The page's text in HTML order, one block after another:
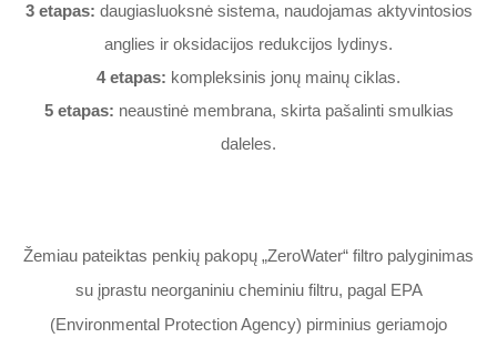
3 etapas: daugiasluoksnė sistema, naudojamas aktyvintosios
anglies ir oksidacijos redukcijos lydinys.
4 etapas: kompleksinis jonų mainų ciklas.
5 etapas: neaustinė membrana, skirta pašalinti smulkias
daleles.
Žemiau pateiktas penkių pakopų „ZeroWater“ filtro palyginimas
su įprastu neorganiniu cheminiu filtru, pagal EPA
(Environmental Protection Agency) pirminius geriamojo
ZEROWATER
FILTER